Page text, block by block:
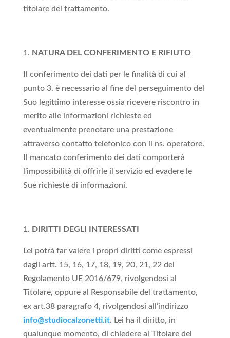
titolare del trattamento.
NATURA DEL CONFERIMENTO E RIFIUTO
Il conferimento dei dati per le finalità di cui al
punto 3. è necessario al fine del perseguimento del
Suo legittimo interesse ossia ricevere riscontro in
merito alle informazioni richieste ed
eventualmente prenotare una prestazione
attraverso contatto telefonico con il ns. operatore.
Il mancato conferimento dei dati comporterà
l’impossibilità di offrirle il servizio ed evadere le
Sue richieste di informazioni.
DIRITTI DEGLI INTERESSATI
Lei potrà far valere i propri diritti come espressi
dagli artt. 15, 16, 17, 18, 19, 20, 21, 22 del
Regolamento UE 2016/679, rivolgendosi al
Titolare, oppure al Responsabile del trattamento,
ex art.38 paragrafo 4, rivolgendosi all’indirizzo
info@studiocalzonetti.it. Lei ha il diritto, in
qualunque momento, di chiedere al Titolare del